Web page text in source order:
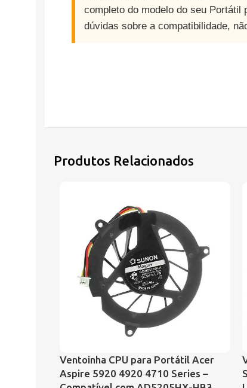
completo do modelo do seu Portátil
dúvidas sobre a compatibilidade,
Produtos Relacionados
Ventoinha CPU para Portátil Acer
Aspire 5920 4920 4710 Series –